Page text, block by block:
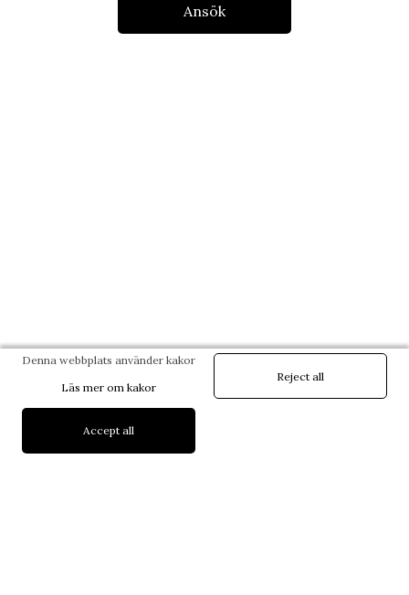
Ansök
Denna webbplats använder kakor
Läs mer om kakor
Accept all
Reject all